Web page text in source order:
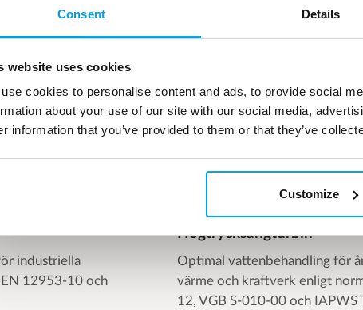
Consent Details
website uses cookies
cookies to personalise content and ads, to provide social
about your use of our site with our social media,
information that you’ve provided to them or that they’ve
Customize
industriella
12953-10 och
Högtrycksångturbin
Optimal vattenbehandling för
värme och kraftverk enligt
12, VGB S-010-00 och IAPWS